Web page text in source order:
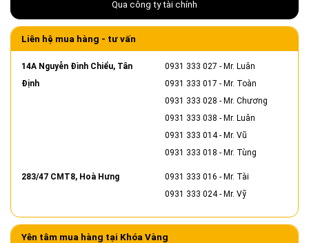
Qua công ty tài chính
Liên hệ mua hàng - tư vấn
14A Nguyễn Đình Chiểu, Tân
Định
0931 333 027 - Mr. Luân
0931 333 017 - Mr. Toàn
0931 333 028 - Mr. Chương
0931 333 038 - Mr. Luân
0931 333 014- Mr. Vũ
0931 333 018 - Mr. Tùng
283/47 CMT8, Hoà Hưng 0931 333 016 - Mr. Tài
0931 333 024- Mr. Vỹ
Yên tâm mua hàng tại Khóa Vàng